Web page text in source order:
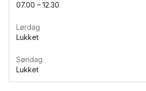
07.00 – 12.30
Lørdag
Lukket
Søndag
Lukket